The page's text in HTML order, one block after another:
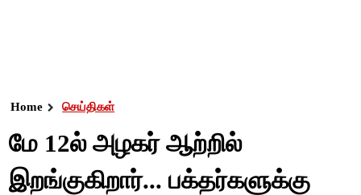
Home செய்திகள்
மே 12ல் அழகர் ஆற்றில்
இறங்குகிறார்... பக்தர்களுக்கு